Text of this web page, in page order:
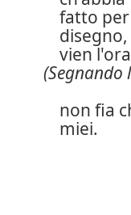
fatto
disegno,
vien
(Segnando
non fia
miei.